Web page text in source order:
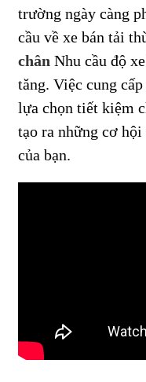
trường ngày càng
cầu về xe bán tải
chân Nhu cầu độ
tăng. Việc cung cấp
lựa chọn tiết kiệm
tạo ra những cơ
của bạn.